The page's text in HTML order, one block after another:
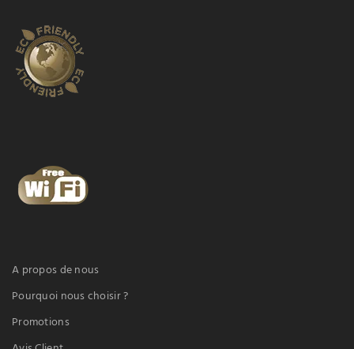
A propos de nous
Pourquoi nous choisir ?
Promotions